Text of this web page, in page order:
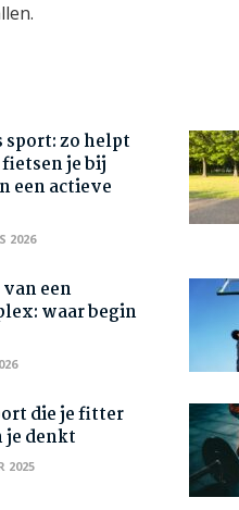
sport: zo helpt
je bij
een actieve
2026
een
waar begin
die je fitter
je denkt
2025